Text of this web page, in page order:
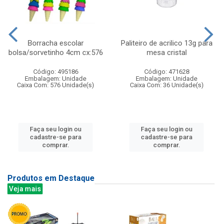
Borracha escolar
bolsa/sorvetinho 4cm cx:576
Código: 495186
Embalagem: Unidade
Caixa Com: 576 Unidade(s)
Faça seu login ou
cadastre-se para
comprar.
Paliteiro de acrilico 13g para
mesa cristal
Código: 471628
Embalagem: Unidade
Caixa Com: 36 Unidade(s)
Faça seu login ou
cadastre-se para
comprar.
Produtos em Destaque
Veja mais